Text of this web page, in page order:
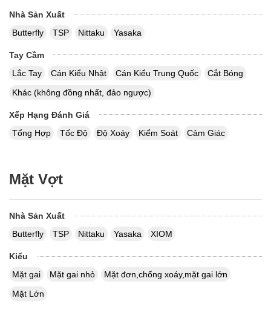
Nhà Sản Xuất
Butterfly
TSP Nittaku Yasaka
Tay Cầm
Lắc Tay
Cán Kiểu Nhật Cán Kiểu Trung Quốc
Cắt Bóng
Khác (không đồng nhất, đảo ngược)
Xếp Hạng Đánh Giá
Tổng Hợp
Tốc Độ Độ Xoáy Kiểm Soát Cảm Giác
Mặt Vợt
Nhà Sản Xuất
Butterfly
TSP Nittaku Yasaka XIOM
Kiểu
Mặt gai
Mặt gai nhỏ
Mặt đơn,chống xoáy,mặt gai lớn
Mặt Lớn